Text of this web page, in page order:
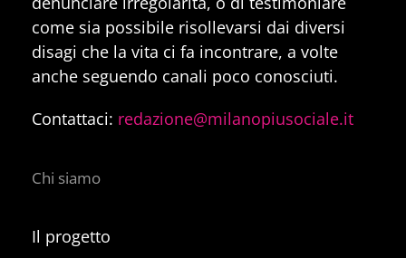
come sia possibile risollevarsi dai diversi
disagi che la vita ci fa incontrare, a volte
anche seguendo canali poco conosciuti.
Contattaci: redazione@milanopiusociale.it
Chi siamo
Il progetto